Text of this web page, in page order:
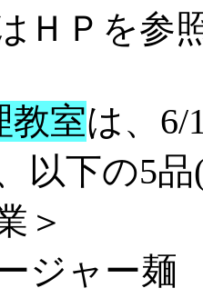
ＨＰを参
教室は、6/
以下の5
＞
ジャー麺